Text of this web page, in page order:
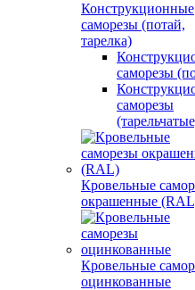
Конструкционные
саморезы (потай,
тарелка)
саморезы
саморезы
Кровельные
окрашенные
Кровельные
оцинкованные